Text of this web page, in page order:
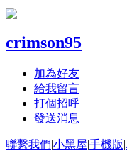
crimson95
加為好友
給我留言
打個招呼
發送消息
聯繫我們|小黑屋|手機版|